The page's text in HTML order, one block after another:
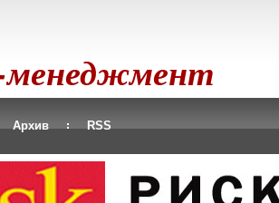
менеджмент
Архив RSS